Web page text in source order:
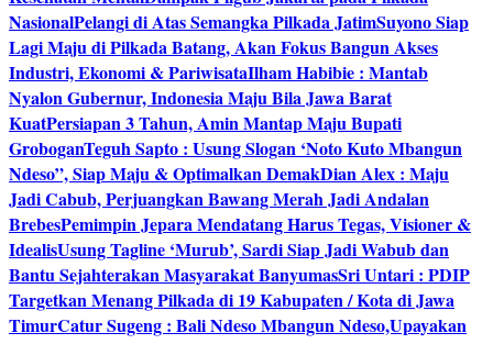
NasionalPelangi di Atas Semangka Pilkada JatimSuyono Siap
Lagi Maju di Pilkada Batang, Akan Fokus Bangun Akses
Industri, Ekonomi & PariwisataIlham Habibie : Mantab
Nyalon Gubernur, Indonesia Maju Bila Jawa Barat
KuatPersiapan 3 Tahun, Amin Mantap Maju Bupati
GroboganTeguh Sapto : Usung Slogan ‘Noto Kuto Mbangun
Ndeso”, Siap Maju & Optimalkan DemakDian Alex : Maju
Jadi Cabub, Perjuangkan Bawang Merah Jadi Andalan
BrebesPemimpin Jepara Mendatang Harus Tegas, Visioner &
IdealisUsung Tagline ‘Murub’, Sardi Siap Jadi Wabub dan
Bantu Sejahterakan Masyarakat BanyumasSri Untari : PDIP
Targetkan Menang Pilkada di 19 Kabupaten / Kota di Jawa
TimurCatur Sugeng : Bali Ndeso Mbangun Ndeso,Upayakan